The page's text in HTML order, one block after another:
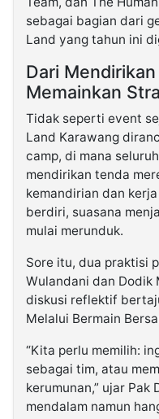
sebagai bagian dari
Land yang tahun ini
Dari
Memainkan
Tidak seperti event
Land Karawang
camp, di mana
mendirikan tenda
kemandirian dan
berdiri, suasana
mulai merunduk.
Sore itu, dua praktisi
Wulandani dan Dodik
diskusi reflektif
Melalui Bermain
“Kita perlu memilih:
sebagai tim, atau
kerumunan,” ujar
mendalam namun